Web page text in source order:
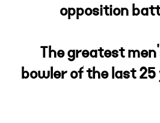
opposition
The greatest
bowler of the last